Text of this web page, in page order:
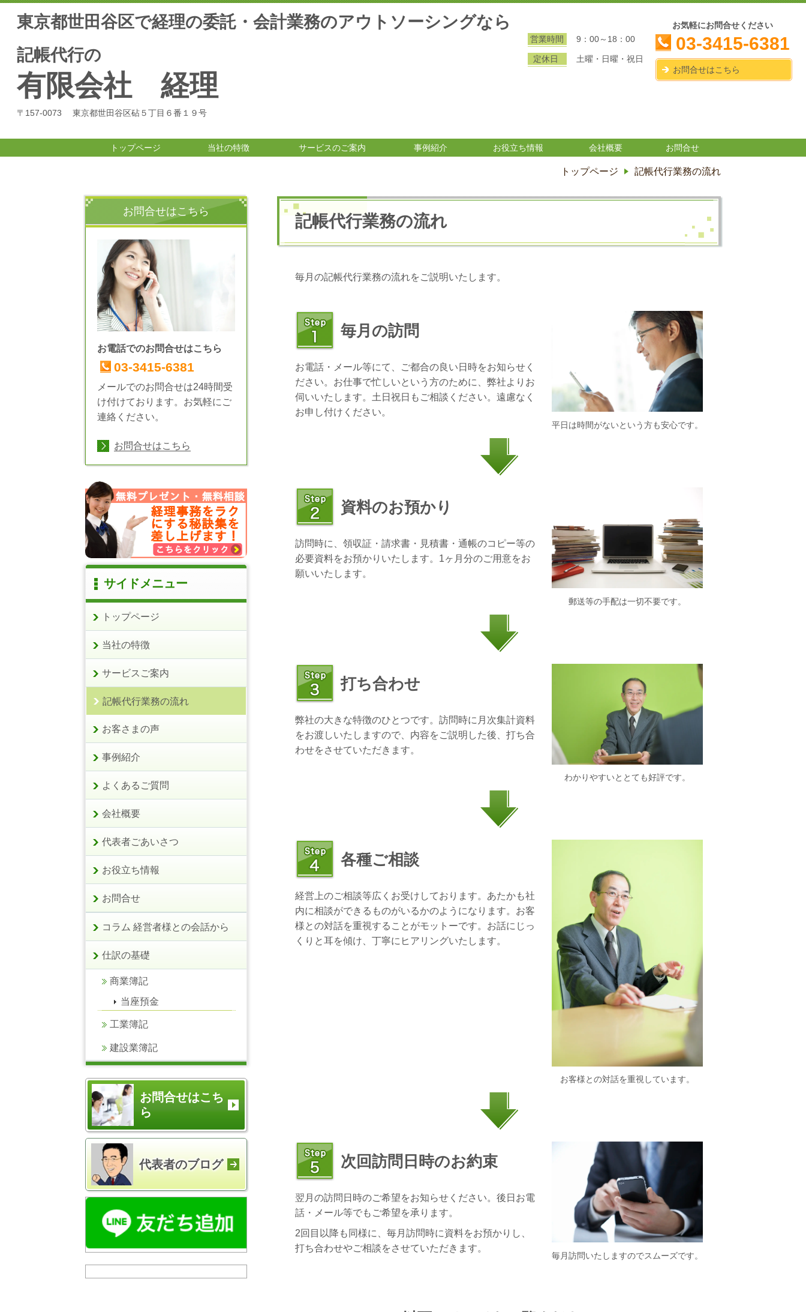
東京都世田谷区で経理の委託・会計業務のアウトソーシングなら
記帳代行の
有限会社 経理
〒157-0073 東京都世田谷区砧５丁目６番１９号
営業時間 9：00～18：00
定休日 土曜・日曜・祝日
お気軽にお問合せください
03-3415-6381
お問合せはこちら
トップページ 当社の特徴 サービスのご案内 事例紹介 お役立ち情報 会社概要 お問合せ
トップページ 記帳代行業務の流れ
記帳代行業務の流れ
毎月の記帳代行業務の流れをご説明いたします。
平日は時間がないという方も安心です。
毎月の訪問
お電話・メール等にて、ご都合の良い日時をお知らせく
ださい。お仕事で忙しいという方のために、弊社よりお
伺いいたします。土日祝日もご相談ください。遠慮なく
お申し付けください。
郵送等の手配は一切不要です。
資料のお預かり
訪問時に、領収証・請求書・見積書・通帳のコピー等の
必要資料をお預かりいたします。1ヶ月分のご用意をお
願いいたします。
わかりやすいととても好評です。
打ち合わせ
弊社の大きな特徴のひとつです。訪問時に月次集計資料
をお渡しいたしますので、内容をご説明した後、打ち合
わせをさせていただきます。
お客様との対話を重視しています。
各種ご相談
経営上のご相談等広くお受けしております。あたかも社
内に相談ができるものがいるかのようになります。お客
様との対話を重視することがモットーです。お話にじっ
くりと耳を傾け、丁寧にヒアリングいたします。
毎月訪問いたしますのでスムーズです。
次回訪問日時のお約束
翌月の訪問日時のご希望をお知らせください。後日お電
話・メール等でもご希望を承ります。
2回目以降も同様に、毎月訪問時に資料をお預かりし、
打ち合わせやご相談をさせていただきます。
お問合せはこちら
お電話でのお問合せはこちら
03-3415-6381
メールでのお問合せは24時間受
け付けております。お気軽にご
連絡ください。
お問合せはこちら
サイドメニュー
トップページ
当社の特徴
サービスご案内
記帳代行業務の流れ
お客さまの声
事例紹介
よくあるご質問
会社概要
代表者ごあいさつ
お役立ち情報
お問合せ
コラム 経営者様との会話から
仕訳の基礎
商業簿記
当座預金
工業簿記
建設業簿記
お問合せはこち
ら
代表者のブログ